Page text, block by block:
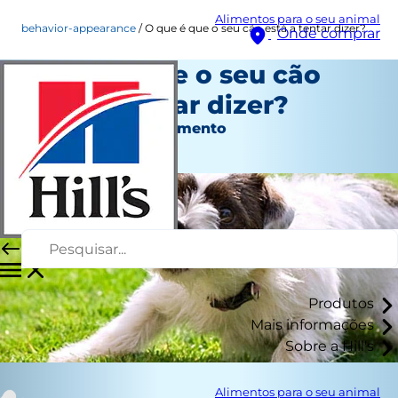
Alimentos para o seu animal
Onde comprar
Produtos
Mais informações
Sobre a Hill's
Alimentos para o seu animal
behavior-appearance O que é que o seu cão está a tentar dizer?
O que é que o seu cão
está a tentar dizer?
Aspeto e comportamento
Erin Ollila